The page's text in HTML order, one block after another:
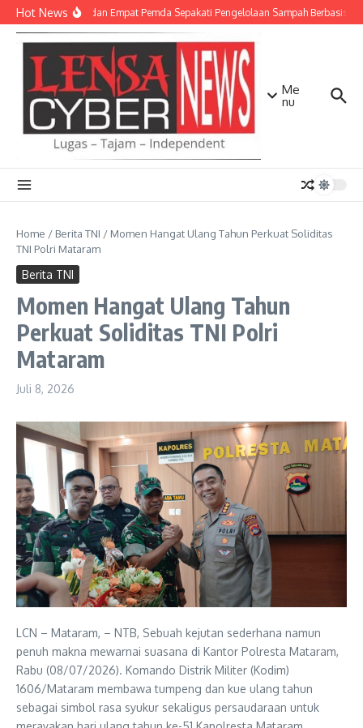
Lewati ke konten
Hot NewsTNI AD dan Empat Pemda Sepakati Pengelolaan Sampah Berbasis
Me
nu
Home / Berita TNI / Momen Hangat Ulang Tahun Perkuat Soliditas
TNI Polri Mataram
Berita TNI
Momen Hangat Ulang Tahun
Perkuat Soliditas TNI Polri
Mataram
Juli 8, 2026
LCN – Mataram, – NTB, Sebuah kejutan sederhana namun
penuh makna mewarnai suasana di Kantor Polresta Mataram,
Rabu (08/07/2026). Komando Distrik Militer (Kodim)
1606/Mataram membawa tumpeng dan kue ulang tahun
sebagai simbol rasa syukur sekaligus persaudaraan untuk